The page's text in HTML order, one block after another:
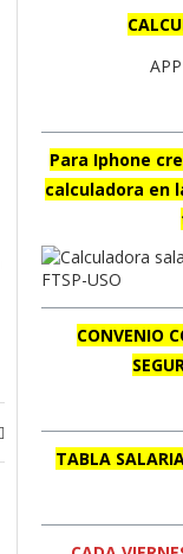
Para Iphone
calculadora en
CONVENIO
TABLA